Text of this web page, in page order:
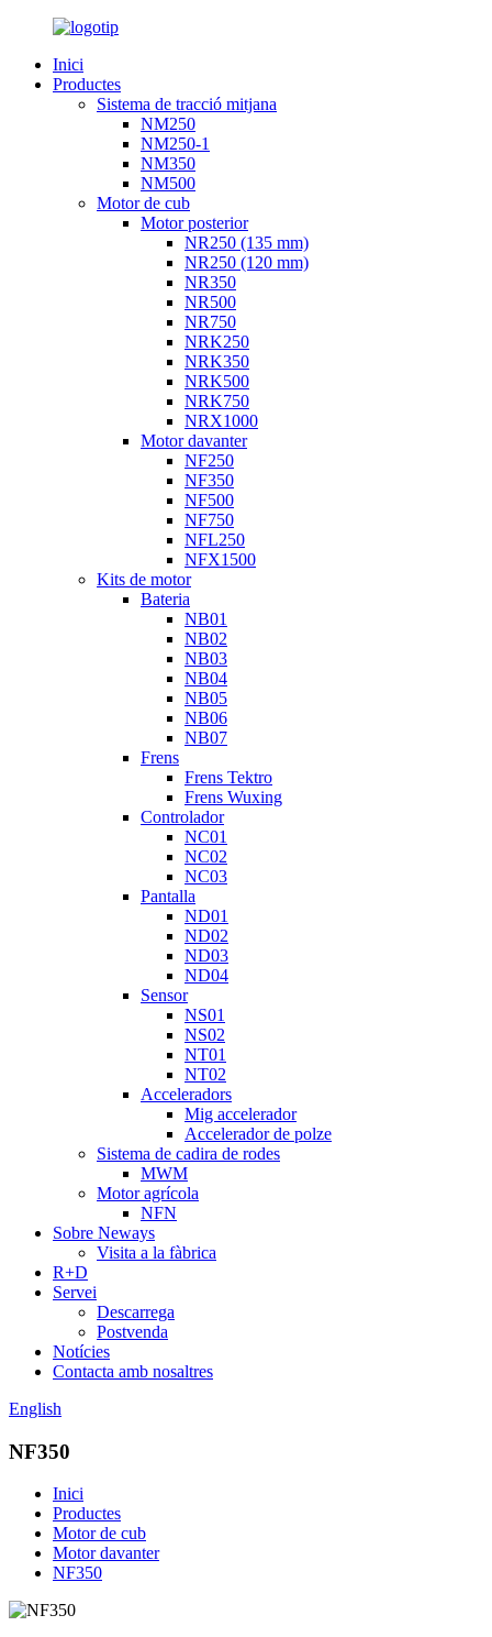
Inici
Productes
Sistema de tracció mitjana
NM250
NM250-1
NM350
NM500
Motor de cub
Motor posterior
NR250 (135 mm)
NR250 (120 mm)
NR350
NR500
NR750
NRK250
NRK350
NRK500
NRK750
NRX1000
Motor davanter
NF250
NF350
NF500
NF750
NFL250
NFX1500
Kits de motor
Bateria
NB01
NB02
NB03
NB04
NB05
NB06
NB07
Frens
Frens Tektro
Frens Wuxing
Controlador
NC01
NC02
NC03
Pantalla
ND01
ND02
ND03
ND04
Sensor
NS01
NS02
NT01
NT02
Acceleradors
Mig accelerador
Accelerador de polze
Sistema de cadira de rodes
MWM
Motor agrícola
NFN
Sobre Neways
Visita a la fàbrica
R+D
Servei
Descarrega
Postvenda
Notícies
Contacta amb nosaltres
English
NF350
Inici
Productes
Motor de cub
Motor davanter
NF350